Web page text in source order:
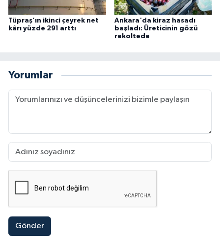
Tüpraş’ın ikinci çeyrek net
kârı yüzde 291 arttı
Ankara'da kiraz hasadı
başladı: Üreticinin gözü
rekoltede
Yorumlar
Gönder